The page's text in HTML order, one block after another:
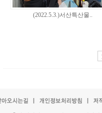
(2022.5.3.)서산특산물..